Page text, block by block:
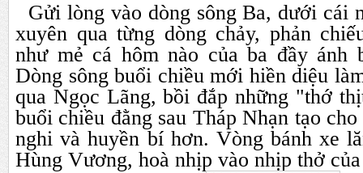
Gửi lòng vào dòng sông Ba, dưới cái
xuyên qua từng dòng chảy, phản
như mẻ cá hôm nào của ba đầy ánh
Dòng sông buổi chiều mới hiền diệu
qua Ngọc Lãng, bồi đắp những "thớ
buổi chiều đằng sau Tháp Nhạn tạo
nghi và huyền bí hơn. Vòng bánh xe
Hùng Vương, hoà nhịp vào nhịp thở